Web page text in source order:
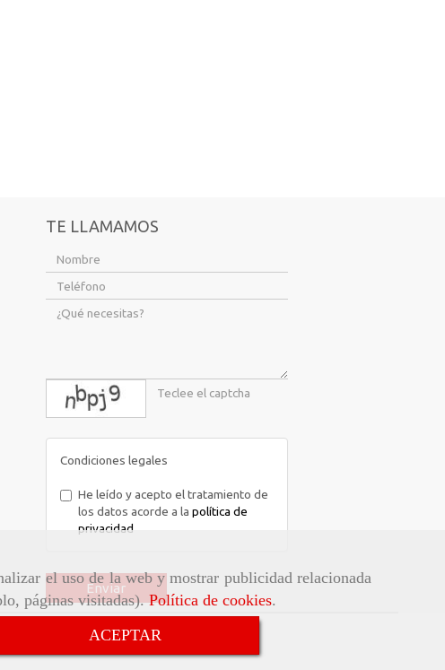
el uso de la web y mostrar publicidad relacionada
páginas visitadas).Política de cookies.
ACEPTAR
TE LLAMAMOS
captcha
Condiciones legales
He leído y acepto el tratamiento de
los datos acorde a la política de
privacidad
Enviar